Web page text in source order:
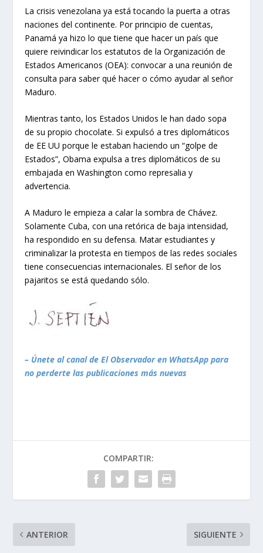
La crisis venezolana ya está tocando la puerta a otras
naciones del continente. Por principio de cuentas,
Panamá ya hizo lo que tiene que hacer un país que
quiere reivindicar los estatutos de la Organización de
Estados Americanos (OEA): convocar a una reunión de
consulta para saber qué hacer o cómo ayudar al señor
Maduro.
Mientras tanto, los Estados Unidos le han dado sopa
de su propio chocolate. Si expulsó a tres diplomáticos
de EE UU porque le estaban haciendo un “golpe de
Estados”, Obama expulsa a tres diplomáticos de su
embajada en Washington como represalia y
advertencia.
A Maduro le empieza a calar la sombra de Chávez.
Solamente Cuba, con una retórica de baja intensidad,
ha respondido en su defensa. Matar estudiantes y
criminalizar la protesta en tiempos de las redes sociales
tiene consecuencias internacionales. El señor de los
pajaritos se está quedando sólo.
– Únete al canal de El Observador en WhatsApp para
no perderte las publicaciones más nuevas
COMPARTIR:
ANTERIOR SIGUIENTE